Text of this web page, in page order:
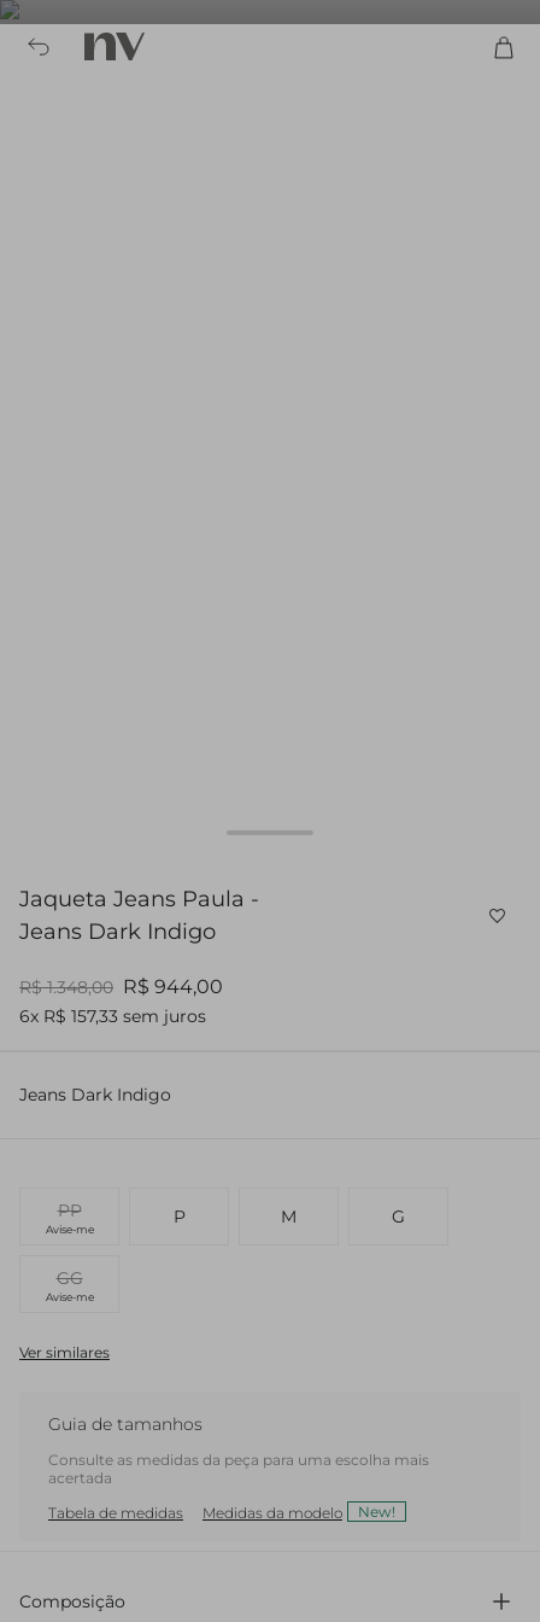
Jaqueta Jeans Paula -
Jeans Dark Indigo
R$ 1.348,00 R$ 944,00
6x R$ 157,33 sem juros
Jeans Dark Indigo
PP
Avise-me
P M G
GG
Avise-me
Ver similares
Guia de tamanhos
Consulte as medidas da peça para uma escolha mais
acertada
Tabela de medidas
Medidas da modelo New!
Composição